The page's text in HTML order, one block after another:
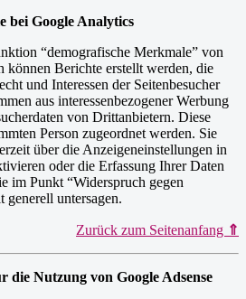
bei Google Analytics
“demografische Merkmale” von
Berichte erstellt werden, die
und Interessen der Seitenbesucher
aus interessenbezogener Werbung
von Drittanbietern. Diese
Person zugeordnet werden. Sie
über die Anzeigeneinstellungen in
oder die Erfassung Ihrer Daten
im Punkt “Widerspruch gegen
generell untersagen.
Zurück zum Seitenanfang ⇑
die Nutzung von Google Adsense